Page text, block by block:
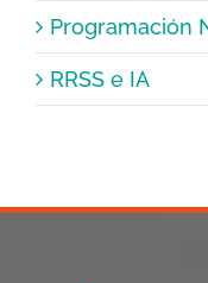
Programación
RRSS e IA